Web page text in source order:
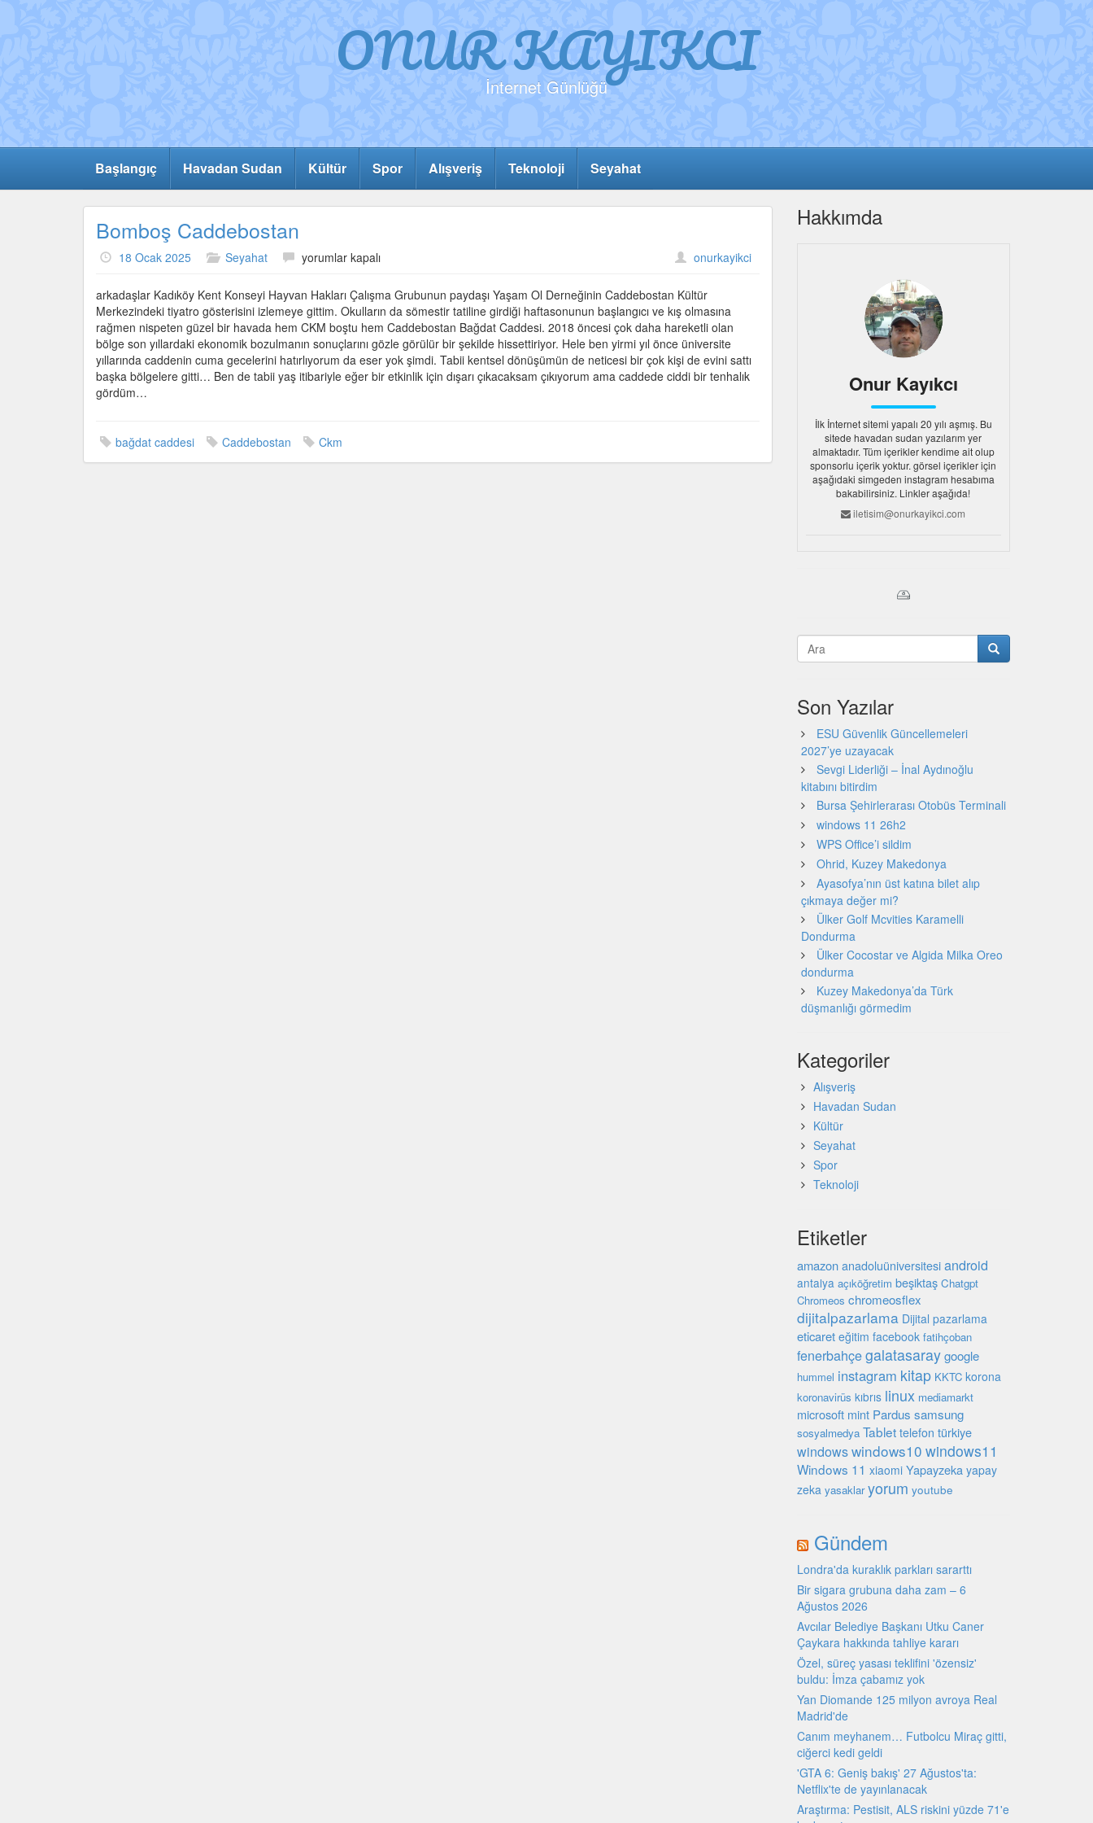
ONUR KAYIKCI
İnternet Günlüğü
Başlangıç Havadan Sudan Kültür Spor Alışveriş Teknoloji Seyahat
Bomboş Caddebostan
18 Ocak 2025 Seyahat
Bomboş
için
yorumlar kapalı onurkayikci
arkadaşlar Kadıköy Kent Konseyi Hayvan Hakları Çalışma Grubunun paydaşı Yaşam Ol Derneğinin Caddebostan Kültür
Merkezindeki tiyatro gösterisini izlemeye gittim. Okulların da sömestir tatiline girdiği haftasonunun başlangıcı ve kış olmasına
rağmen nispeten güzel bir havada hem CKM boştu hem Caddebostan Bağdat Caddesi. 2018 öncesi çok daha hareketli olan
bölge son yıllardaki ekonomik bozulmanın sonuçlarını gözle görülür bir şekilde hissettiriyor. Hele ben yirmi yıl önce üniversite
yıllarında caddenin cuma gecelerini hatırlıyorum da eser yok şimdi. Tabii kentsel dönüşümün de neticesi bir çok kişi de evini sattı
başka bölgelere gitti… Ben de tabii yaş itibariyle eğer bir etkinlik için dışarı çıkacaksam çıkıyorum ama caddede ciddi bir tenhalık
gördüm…
bağdat caddesi Caddebostan Ckm
Hakkımda
Onur Kayıkcı
İlk İnternet sitemi yapalı 20 yılı aşmış. Bu
sitede havadan sudan yazılarım yer
almaktadır. Tüm içerikler kendime ait olup
sponsorlu içerik yoktur. görsel içerikler için
aşağıdaki simgeden instagram hesabıma
bakabilirsiniz. Linkler aşağıda!
iletisim@onurkayikci.com
Son Yazılar
ESU Güvenlik Güncellemeleri
2027’ye uzayacak
Sevgi Liderliği – İnal Aydınoğlu
kitabını bitirdim
Bursa Şehirlerarası Otobüs Terminali
windows 11 26h2
WPS Office’i sildim
Ohrid, Kuzey Makedonya
Ayasofya’nın üst katına bilet alıp
çıkmaya değer mi?
Ülker Golf Mcvities Karamelli
Dondurma
Ülker Cocostar ve Algida Milka Oreo
dondurma
Kuzey Makedonya’da Türk
düşmanlığı görmedim
Kategoriler
Alışveriş
Havadan Sudan
Kültür
Seyahat
Spor
Teknoloji
Etiketler
amazon anadoluüniversitesi android
antalya açıköğretim beşiktaş Chatgpt
Chromeos chromeosflex
dijitalpazarlama Dijital pazarlama
eticaret eğitim facebook fatihçoban
fenerbahçegalatasaray google
hummel instagram kitap KKTC korona
koronavirüs kıbrıs linux mediamarkt
microsoft mint Pardus samsung
sosyalmedya Tablet telefon türkiye
windowswindows10 windows11
Windows 11 xiaomi Yapayzeka yapay
zeka yasaklar yorum youtube
Gündem
Londra'da kuraklık parkları sararttı
Bir sigara grubuna daha zam – 6
Ağustos 2026
Avcılar Belediye Başkanı Utku Caner
Çaykara hakkında tahliye kararı
Özel, süreç yasası teklifini 'özensiz'
buldu: İmza çabamız yok
Yan Diomande 125 milyon avroya Real
Madrid'de
Canım meyhanem… Futbolcu Miraç gitti,
ciğerci kedi geldi
'GTA 6: Geniş bakış' 27 Ağustos'ta:
Netflix'te de yayınlanacak
Araştırma: Pestisit, ALS riskini yüzde 71'e